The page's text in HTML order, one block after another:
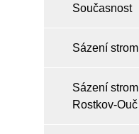
Současnost
Sázení
Sázení
Rostkov-Ouč